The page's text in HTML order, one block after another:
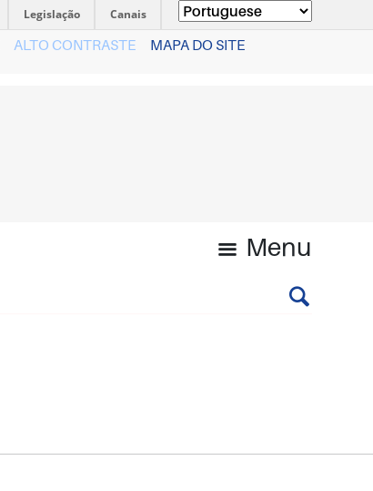
Legislação Canais
ALTO CONTRASTE MAPA DO SITE
Menu